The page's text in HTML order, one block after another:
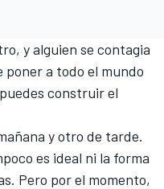
y alguien se contagia
poner a todo el mundo
construir el
y otro de tarde.
es ideal ni la forma
Pero por el momento,